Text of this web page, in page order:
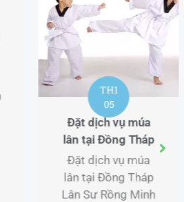
TH1
05
Đặt dịch vụ múa
lân tại Đồng Tháp
Đặt dịch vụ múa
lân tại Đồng Tháp
Lân Sư Rồng Minh